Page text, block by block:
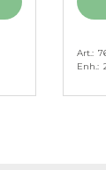
Art.
Enh.